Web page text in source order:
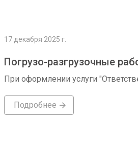
17 декабря 2025 г.
Погрузо-разгрузочные
При оформлении услуги
Подробнее